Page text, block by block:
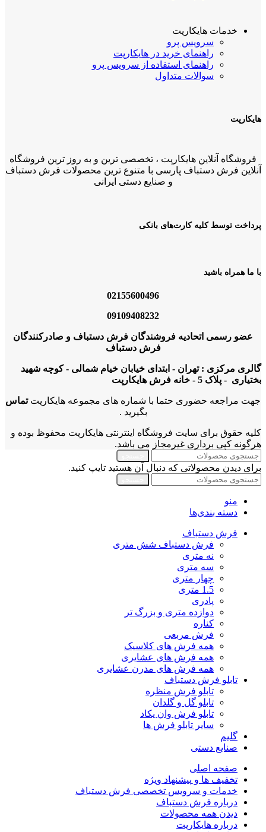
خدمات هایکارپت
سرویس پرو
راهنمای خرید در هایکارپت
راهنمای استفاده از سرویس پرو
سوالات متداول
هایکارپت
فروشگاه آنلاین هایکارپت ، تخصصی ترین و به روز ترین فروشگاه
آنلاین فرش دستباف پارسی با متنوع ترین محصولات فرش دستباف
و صنایع دستی ایرانی
پرداخت توسط کلیه کارت‌های بانکی
با ما همراه باشید
02155600496
09109408232
عضو رسمی اتحادیه فروشندگان فرش دستباف و صادرکنندگان
فرش دستباف
گالری مرکزی : تهران - ابتدای خیابان خیام شمالی - کوچه شهید
بختیاری - پلاک 5 - خانه فرش هایکارپت
جهت مراجعه حضوری حتما با شماره های مجموعه هایکارپتتماس
بگیرید .
کلیه حقوق برای سایت فروشگاه اینترنتی هایکارپت محفوظ بوده و
هرگونه کپی برداری غیرمجاز می باشد.
برای دیدن محصولاتی که دنبال آن هستید تایپ کنید.
منو
دسته بندی‌ها
فرش دستباف
فرش دستباف شش متری
نه متری
سه متری
چهار متری
1.5 متری
پادری
دوازده متری و بزرگ تر
کناره
فرش مربعی
همه فرش های کلاسیک
همه فرش های عشایری
همه فرش های مدرن عشایری
تابلو فرش دستباف
تابلو فرش منظره
تابلو گل و گلدان
تابلو فرش وان یکاد
سایر تابلو فرش ها
گلیم
صنایع دستی
صفحه اصلی
تخفیف ها و پیشنهاد ویژه
خدمات و سرویس تخصصی فرش دستباف
درباره فرش دستباف
دیدن همه محصولات
درباره هایکارپت